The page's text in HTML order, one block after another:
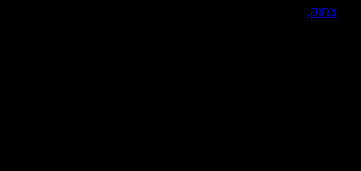
צחוק.